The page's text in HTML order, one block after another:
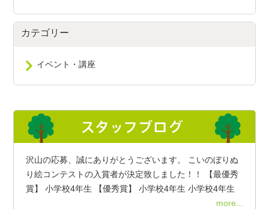
カテゴリー
イベント・講座
沢山の応募、誠にありがとうございます。 こいのぼりぬ
り絵コンテストの入賞者が決定致しました！！ 【最優秀
賞】 小学校4年生 【優秀賞】 小学校4年生 小学校4年生
more...